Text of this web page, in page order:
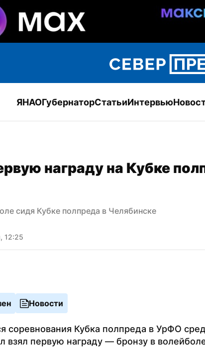
ЯНАОГубернаторСтатьиИнтервью
награду на Кубке
сидя Кубке полпреда в Челябинске
12:25
Новости
соревнования Кубка полпреда в УрФО
взял первую награду — бронзу в